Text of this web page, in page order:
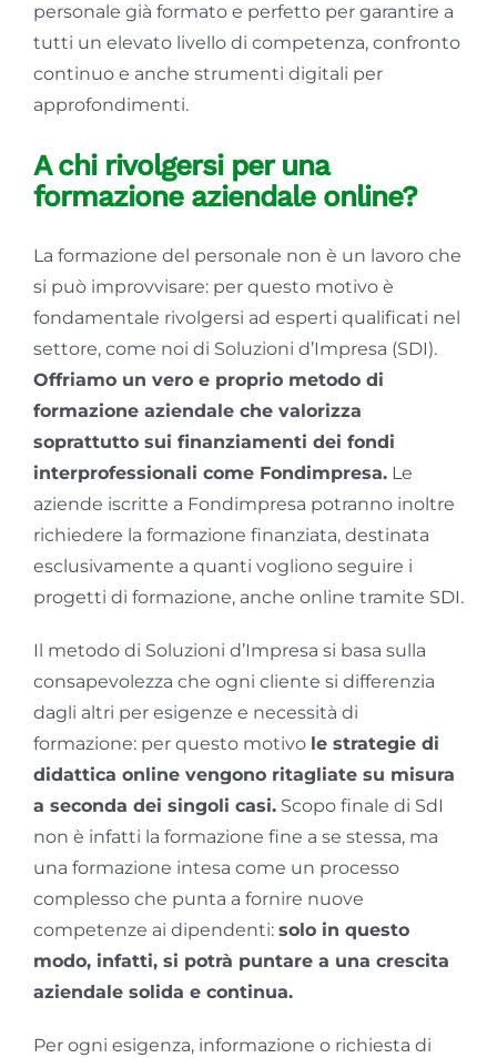
personale già formato e perfetto per garantire a
tutti un elevato livello di competenza, confronto
continuo e anche strumenti digitali per
approfondimenti.
A chi rivolgersi per una
formazione aziendale online?
La formazione del personale non è un lavoro che
si può improvvisare: per questo motivo è
fondamentale rivolgersi ad esperti qualificati nel
settore, come noi di Soluzioni d’Impresa (SDI).
Offriamo un vero e proprio metodo di
formazione aziendale che valorizza
soprattutto sui finanziamenti dei fondi
interprofessionali come Fondimpresa. Le
aziende iscritte a Fondimpresa potranno inoltre
richiedere la formazione finanziata, destinata
esclusivamente a quanti vogliono seguire i
progetti di formazione, anche online tramite SDI.
Il metodo di Soluzioni d’Impresa si basa sulla
consapevolezza che ogni cliente si differenzia
dagli altri per esigenze e necessità di
formazione: per questo motivo le strategie di
didattica online vengono ritagliate su misura
a seconda dei singoli casi. Scopo finale di SdI
non è infatti la formazione fine a se stessa, ma
una formazione intesa come un processo
complesso che punta a fornire nuove
competenze ai dipendenti: solo in questo
modo, infatti, si potrà puntare a una crescita
aziendale solida e continua.
Per ogni esigenza, informazione o richiesta di